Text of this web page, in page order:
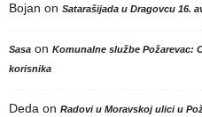
Bojan on Satarašijada u Dragovcu 16.
Sasa on Komunalne službe Požarevac:
korisnika
Deda on Radovi u Moravskoj ulici u